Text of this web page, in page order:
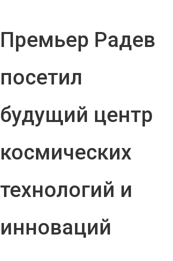
Премьер Радев
посетил
будущий центр
космических
технологий и
инноваций